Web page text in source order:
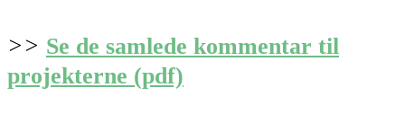
>> Se de samlede kommentar til
projekterne (pdf)